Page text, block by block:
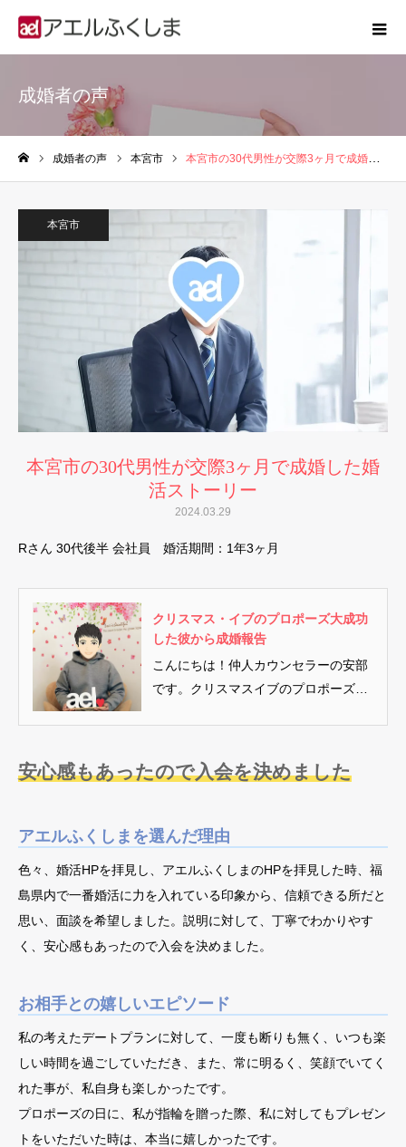
成婚者の声
成婚者の声 本宮市 本宮市の30代男性が交際3ヶ月で成婚した婚活ストーリー
本宮市
本宮市の30代男性が交際3ヶ月で成婚した婚
活ストーリー
2024.03.29
Rさん 30代後半 会社員 婚活期間：1年3ヶ月
クリスマス・イブのプロポーズ大成功
した彼から成婚報告
こんにちは！仲人カウンセラーの安部
です。クリスマスイブのプロポーズが
安心感もあったので入会を決めました
アエルふくしまを選んだ理由
色々、婚活HPを拝見し、アエルふくしまのHPを拝見した時、福
島県内で一番婚活に力を入れている印象から、信頼できる所だと
思い、面談を希望しました。説明に対して、丁寧でわかりやす
く、安心感もあったので入会を決めました。
お相手との嬉しいエピソード
私の考えたデートプランに対して、一度も断りも無く、いつも楽
しい時間を過ごしていただき、また、常に明るく、笑顔でいてく
れた事が、私自身も楽しかったです。
プロポーズの日に、私が指輪を贈った際、私に対してもプレゼン
トをいただいた時は、本当に嬉しかったです。